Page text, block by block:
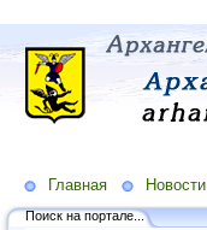
Главная Новости
Поиск на портале...